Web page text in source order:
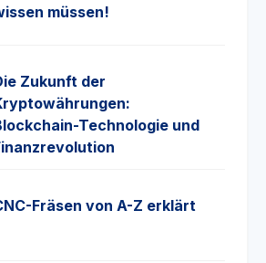
müssen!
Zukunft der
Technologie und
Fräsen von A-Z erklärt